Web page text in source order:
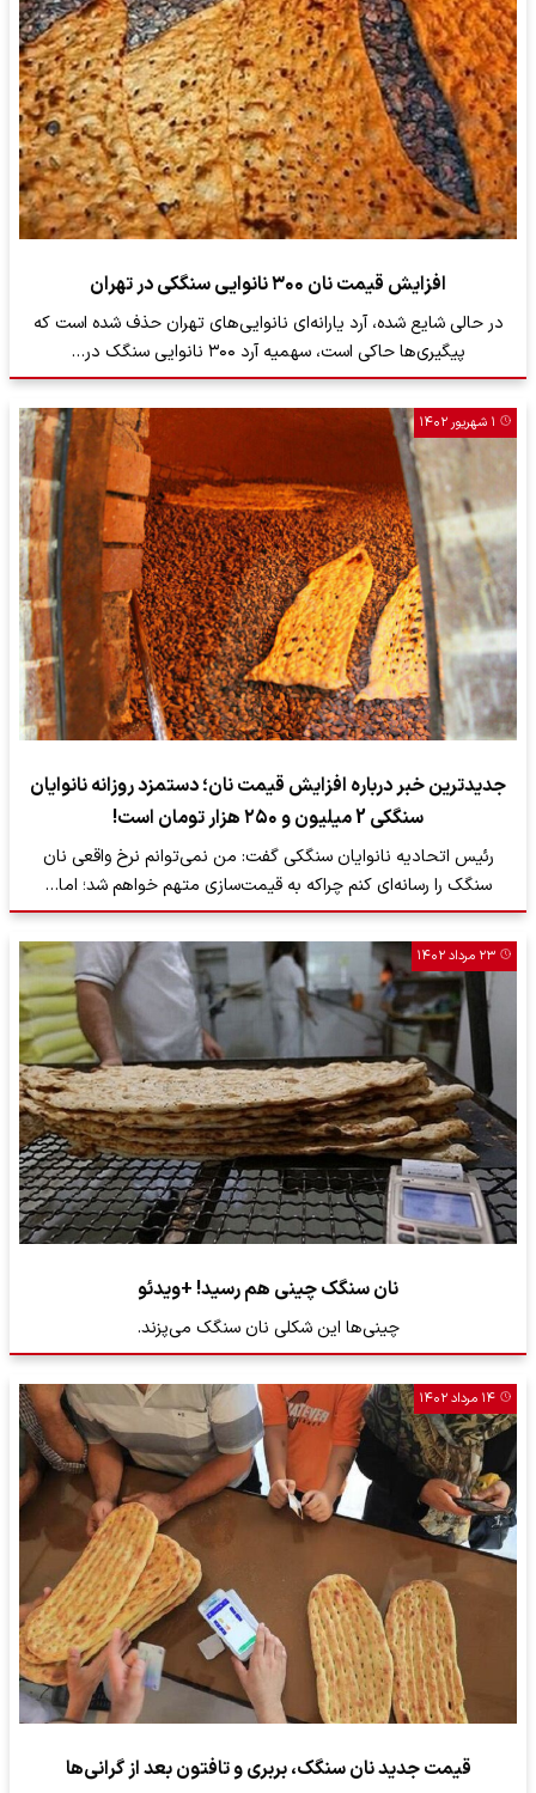
افزایش قیمت نان ۳۰۰ نانوایی سنگکی در تهران
در حالی شایع شده، آرد یارانه‌ای نانوایی‌های تهران حذف شده است که
پیگیری‌ها حاکی است، سهمیه آرد ۳۰۰ نانوایی سنگک در…
۱ شهریور ۱۴۰۲
جدیدترین خبر درباره افزایش قیمت نان؛ دستمزد روزانه نانوایان
سنگکی 2 میلیون و ۲۵۰ هزار تومان است!
رئیس اتحادیه نانوایان سنگکی گفت: من نمی‌توانم نرخ واقعی نان
سنگک را رسانه‌ای کنم چراکه به قیمت‌سازی متهم خواهم شد؛ اما…
۲۳ مرداد ۱۴۰۲
نان سنگک چینی هم رسید! +ویدئو
چینی‌ها این شکلی نان سنگک می‌پزند.
۱۴ مرداد ۱۴۰۲
قیمت جدید نان سنگک،‌ بربری و تافتون بعد از گرانی‌ها